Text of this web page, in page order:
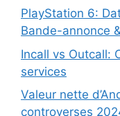
PlayStation 6:
Bande-annonce
Incall vs Outcall:
services
Valeur nette
controverses